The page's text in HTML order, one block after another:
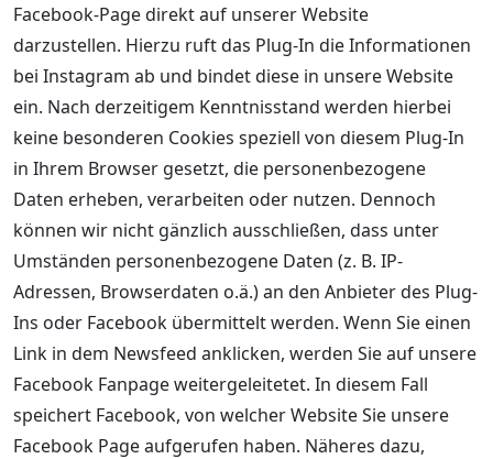
Facebook-Page direkt auf unserer Website
darzustellen. Hierzu ruft das Plug-In die Informationen
bei Instagram ab und bindet diese in unsere Website
ein. Nach derzeitigem Kenntnisstand werden hierbei
keine besonderen Cookies speziell von diesem Plug-In
in Ihrem Browser gesetzt, die personenbezogene
Daten erheben, verarbeiten oder nutzen. Dennoch
können wir nicht gänzlich ausschließen, dass unter
Umständen personenbezogene Daten (z. B. IP-
Adressen, Browserdaten o.ä.) an den Anbieter des Plug-
Ins oder Facebook übermittelt werden. Wenn Sie einen
Link in dem Newsfeed anklicken, werden Sie auf unsere
Facebook Fanpage weitergeleitetet. In diesem Fall
speichert Facebook, von welcher Website Sie unsere
Facebook Page aufgerufen haben. Näheres dazu,